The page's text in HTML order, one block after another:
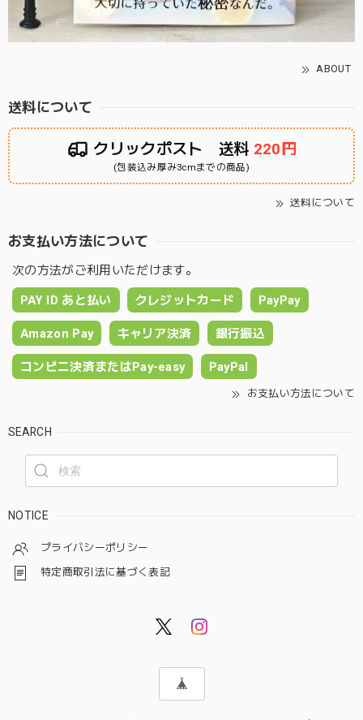
ABOUT
送料について
クリックポスト 送料 220円
(包装込み厚み3cmまでの商品)
送料について
お支払い方法について
次の方法がご利用いただけます。
PAY ID あと払い クレジットカード PayPay
Amazon Pay キャリア決済 銀行振込
コンビニ決済またはPay-easy PayPal
お支払い方法について
SEARCH
NOTICE
プライバシーポリシー
特定商取引法に基づく表記